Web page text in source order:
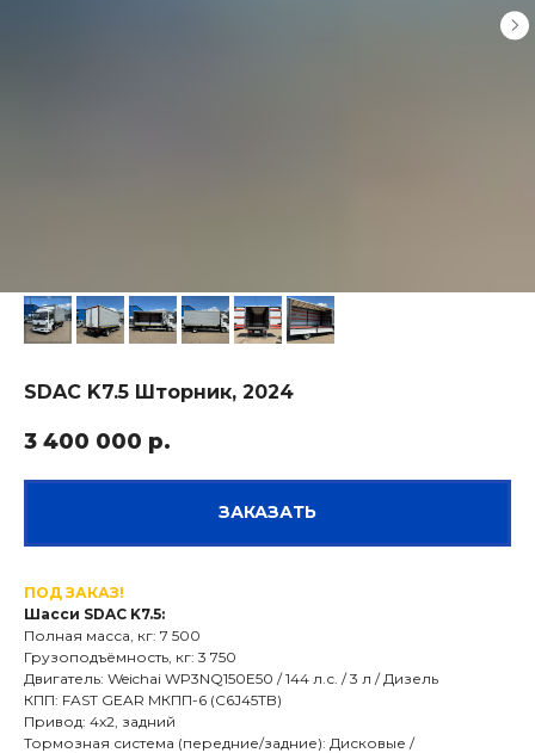
SDAC K7.5 Шторник, 2024
3 400 000 р.
ЗАКАЗАТЬ
ПОД ЗАКАЗ!
Шасси SDAC K7.5:
Полная масса, кг: 7 500
Грузоподъёмность, кг: 3 750
Двигатель: Weichai WP3NQ150E50 / 144 л.с. / 3 л / Дизель
КПП: FAST GEAR МКПП-6 (C6J45TB)
Привод: 4х2, задний
Тормозная система (передние/задние): Дисковые /